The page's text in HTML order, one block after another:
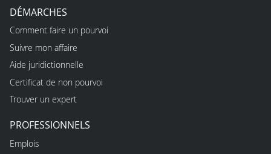
DÉMARCHES
Comment faire un pourvoi
Suivre mon affaire
Aide juridictionnelle
Certificat de non pourvoi
Trouver un expert
PROFESSIONNELS
Emplois